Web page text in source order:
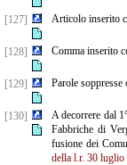
[127] Articolo inserito
[128] Comma inserito
[129] Parole soppresse
[130]
A decorrere dal
Fabbriche di
fusione dei
della l.r. 30 luglio